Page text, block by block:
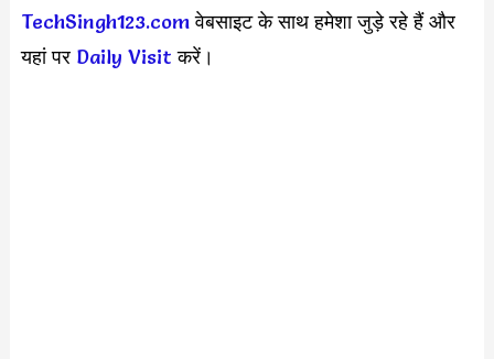
TechSingh123.comवेबसाइट के साथ हमेशा जुड़े रहे हैं और
यहां पर Daily Visit करें।